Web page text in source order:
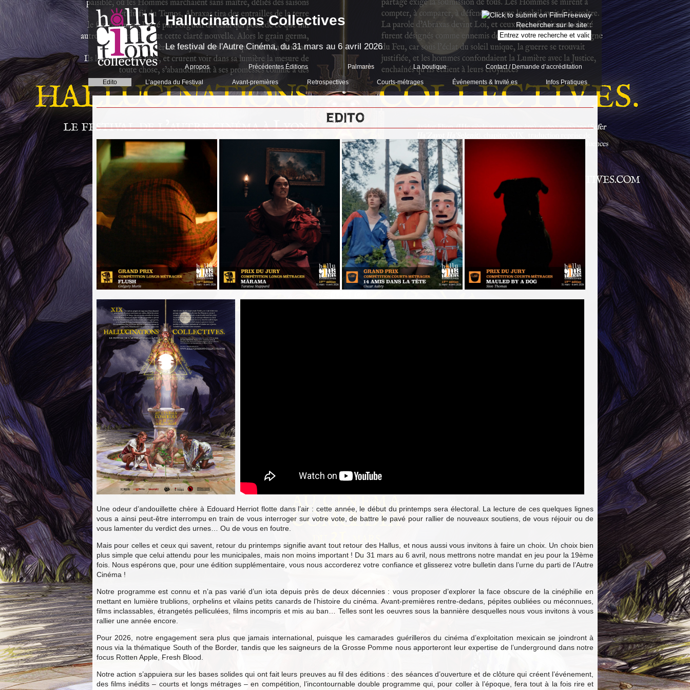
Rechercher sur le site :
Hallucinations Collectives
Le festival de l'Autre Cinéma, du 31 mars au 6 avril 2026
A propos Précédentes Éditions Palmarès La boutique Contact / Demande d’accréditation
Edito L’agenda du Festival Avant-premières Retrospectives Courts-métrages Événements & Invité.es Infos Pratiques
EDITO
Une odeur d’andouillette chère à Edouard Herriot flotte dans l’air : cette année, le début du printemps sera électoral. La lecture de ces quelques lignes
vous a ainsi peut-être interrompu en train de vous interroger sur votre vote, de battre le pavé pour rallier de nouveaux soutiens, de vous réjouir ou de
vous lamenter du verdict des urnes… Ou de vous en foutre.
Mais pour celles et ceux qui savent, retour du printemps signifie avant tout retour des Hallus, et nous aussi vous invitons à faire un choix. Un choix bien
plus simple que celui attendu pour les municipales, mais non moins important ! Du 31 mars au 6 avril, nous mettrons notre mandat en jeu pour la 19ème
fois. Nous espérons que, pour une édition supplémentaire, vous nous accorderez votre confiance et glisserez votre bulletin dans l’urne du parti de l’Autre
Cinéma !
Notre programme est connu et n’a pas varié d’un iota depuis près de deux décennies : vous proposer d’explorer la face obscure de la cinéphilie en
mettant en lumière trublions, orphelins et vilains petits canards de l’histoire du cinéma. Avant-premières rentre-dedans, pépites oubliées ou méconnues,
films inclassables, étrangetés pelliculées, films incompris et mis au ban… Telles sont les oeuvres sous la bannière desquelles nous vous invitons à vous
rallier une année encore.
Pour 2026, notre engagement sera plus que jamais international, puisque les camarades guérilleros du cinéma d’exploitation mexicain se joindront à
nous via la thématique South of the Border, tandis que les saigneurs de la Grosse Pomme nous apporteront leur expertise de l’underground dans notre
focus Rotten Apple, Fresh Blood.
Notre action s’appuiera sur les bases solides qui ont fait leurs preuves au fil des éditions : des séances d’ouverture et de clôture qui créent l’événement,
des films inédits – courts et longs métrages – en compétition, l’incontournable double programme qui, pour coller à l’époque, fera tout à la fois rire et